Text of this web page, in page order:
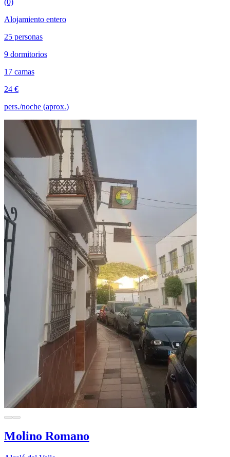
Alojamiento entero
25 personas
9 dormitorios
17 camas
24 €
pers./noche (aprox.)
Molino Romano